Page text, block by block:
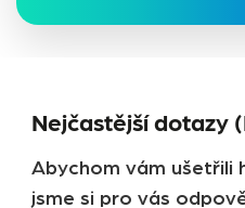
Nejčastější dotazy
Abychom vám ušetřili
jsme si pro vás